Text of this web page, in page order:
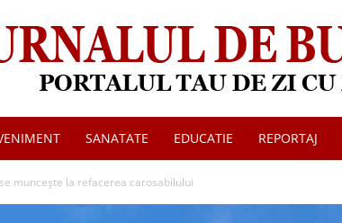
Jurnalul
SANATATE EDUCATIE REPORTAJ
muncește la refacerea carosabilului